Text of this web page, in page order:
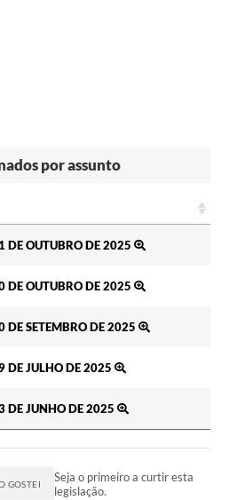
por assunto
DE OUTUBRO DE 2025
DE OUTUBRO DE 2025
DE SETEMBRO DE 2025
DE JULHO DE 2025
DE JUNHO DE 2025
GOSTEI
Seja o primeiro a curtir esta
legislação.